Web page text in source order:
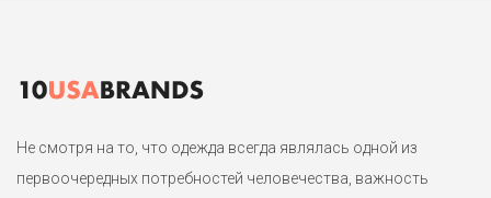
Не смотря на то, что одежда всегда являлась одной из
первоочередных потребностей человечества, важность